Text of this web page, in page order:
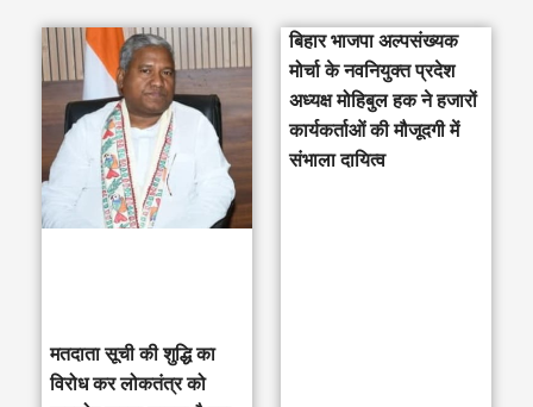
मतदाता सूची की शुद्धि का
विरोध कर लोकतंत्र को
बिहार भाजपा अल्पसंख्यक
मोर्चा के नवनियुक्त प्रदेश
अध्यक्ष मोहिबुल हक ने हजारों
कार्यकर्ताओं की मौजूदगी में
संभाला दायित्व